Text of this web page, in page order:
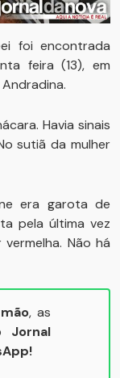
foi encontrada
feira (13), em
Havia sinais
sutiã da mulher
era garota de
pela última vez
Não há
, as
Jornal